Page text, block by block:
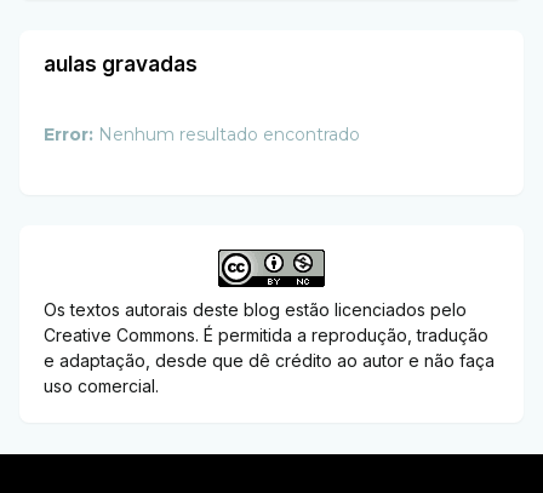
aulas gravadas
Error: Nenhum resultado encontrado
Os textos autorais deste blog estão licenciados pelo
Creative Commons. É permitida a reprodução, tradução
e adaptação, desde que dê crédito ao autor e não faça
uso comercial.